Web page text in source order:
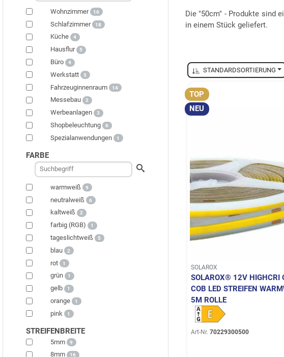
Die "50cm" - Produkte sind
in einem Stück geliefert.
STANDARDSORTIERUNG
TOP
NEU
SOLAROX
SOLAROX® 12V HIGHCRI
COB LED STREIFEN
M ROLLE
Art-Nr. 70229300500
Wohnzimmer 16
Schlafzimmer 18
Küche 4
Hausflur 5
Büro 4
Werkstatt 5
Fahrzeuginnenraum 14
Messebau 2
Werbeanlagen 3
Shopbeleuchtung 6
Spezialanwendungen 1
FARBE

warmweiß 9
neutralweiß 6
kaltweiß 2
farbig (RGB) 1
tageslichtweiß 5
blau 2
rot 1
grün 1
gelb 1
orange 1
pink 1
STREIFENBREITE
5mm 9
8mm 16